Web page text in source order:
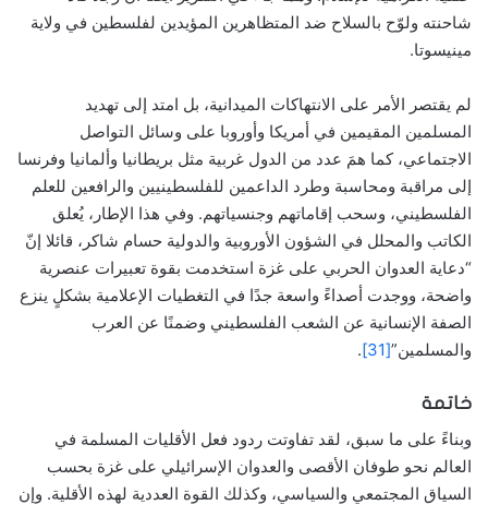
شاحنته ولوّح بالسلاح ضد المتظاهرين المؤيدين لفلسطين في ولاية
مينيسوتا.
لم يقتصر الأمر على الانتهاكات الميدانية، بل امتد إلى تهديد
المسلمين المقيمين في أمريكا وأوروبا على وسائل التواصل
الاجتماعي، كما همَ عدد من الدول غربية مثل بريطانيا وألمانيا وفرنسا
إلى مراقبة ومحاسبة وطرد الداعمين للفلسطينيين والرافعين للعلم
الفلسطيني، وسحب إقاماتهم وجنسياتهم. وفي هذا الإطار، يُعلق
الكاتب والمحلل في الشؤون الأوروبية والدولية حسام شاكر، قائلا إنّ
“دعاية العدوان الحربي على غزة استخدمت بقوة تعبيرات عنصرية
واضحة، ووجدت أصداءً واسعة جدًا في التغطيات الإعلامية بشكلٍ ينزع
الصفة الإنسانية عن الشعب الفلسطيني وضمنًا عن العرب
والمسلمين”[31]
.
خاتمة
وبناءً على ما سبق، لقد تفاوتت ردود فعل الأقليات المسلمة في
العالم نحو طوفان الأقصى والعدوان الإسرائيلي على غزة بحسب
السياق المجتمعي والسياسي، وكذلك القوة العددية لهذه الأقلية. وإن